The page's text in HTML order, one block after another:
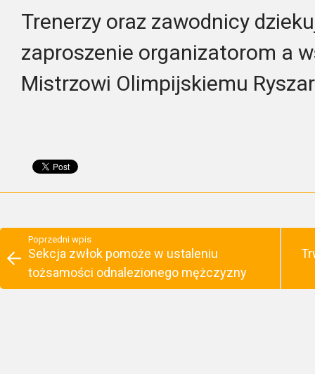
Trenerzy oraz zawodnicy
zaproszenie organizatorom a
Mistrzowi Olimpijskiemu
Poprzedni wpis
Sekcja zwłok pomoże w ustaleniu
tożsamości odnalezionego mężczyzny